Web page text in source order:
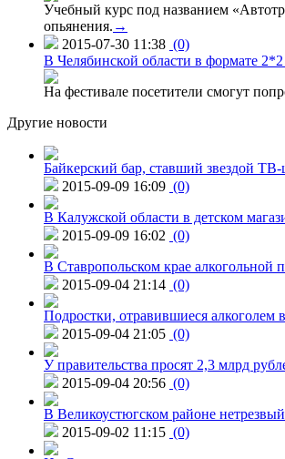
Учебный курс под названием
опьянения. →
2015-07-30 11:38 (0)
В Челябинской области в формате
На фестивале посетители смогут
Другие новости
Байкерский бар, ставший звездой ТВ-
2015-09-09 16:09 (0)
В Калужской области в детском
2015-09-09 16:02 (0)
В Ставропольском крае
2015-09-04 21:14 (0)
Подростки, отравившиеся алкоголем
2015-09-04 21:05 (0)
У правительства просят 2,3 млрд
2015-09-04 20:56 (0)
В Великоустюгском районе
2015-09-02 11:15 (0)